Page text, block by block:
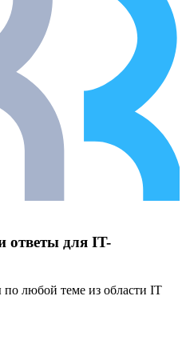
для IT-
любой теме из области IT